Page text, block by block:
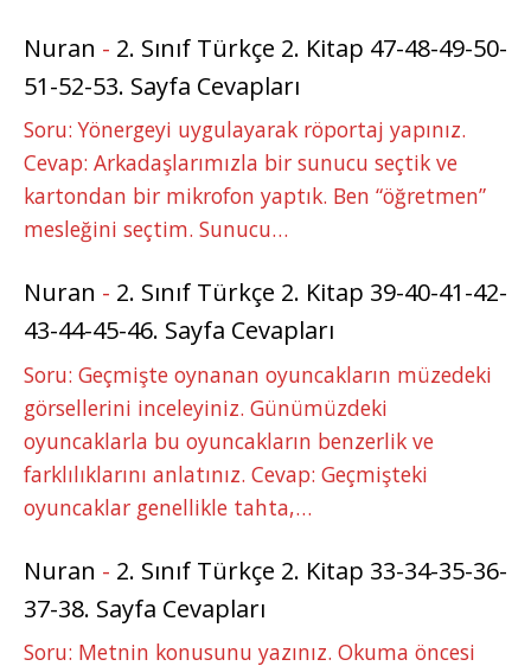
Nuran - 2. Sınıf Türkçe 2. Kitap 47-48-49-50-
51-52-53. Sayfa Cevapları
Soru: Yönergeyi uygulayarak röportaj yapınız.
Cevap: Arkadaşlarımızla bir sunucu seçtik ve
kartondan bir mikrofon yaptık. Ben “öğretmen”
mesleğini seçtim. Sunucu…
Nuran - 2. Sınıf Türkçe 2. Kitap 39-40-41-42-
43-44-45-46. Sayfa Cevapları
Soru: Geçmişte oynanan oyuncakların müzedeki
görsellerini inceleyiniz. Günümüzdeki
oyuncaklarla bu oyuncakların benzerlik ve
farklılıklarını anlatınız. Cevap: Geçmişteki
oyuncaklar genellikle tahta,…
Nuran - 2. Sınıf Türkçe 2. Kitap 33-34-35-36-
37-38. Sayfa Cevapları
Soru: Metnin konusunu yazınız. Okuma öncesi